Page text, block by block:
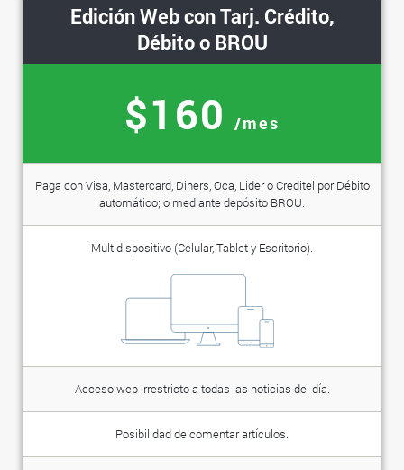
Edición Web con Tarj. Crédito,
Débito o BROU
$160 /mes
Paga con Visa, Mastercard, Diners, Oca, Lider o Creditel por Débito
automático; o mediante depósito BROU.
Multidispositivo (Celular, Tablet y Escritorio).
Acceso web irrestricto a todas las noticias del día.
Posibilidad de comentar artículos.